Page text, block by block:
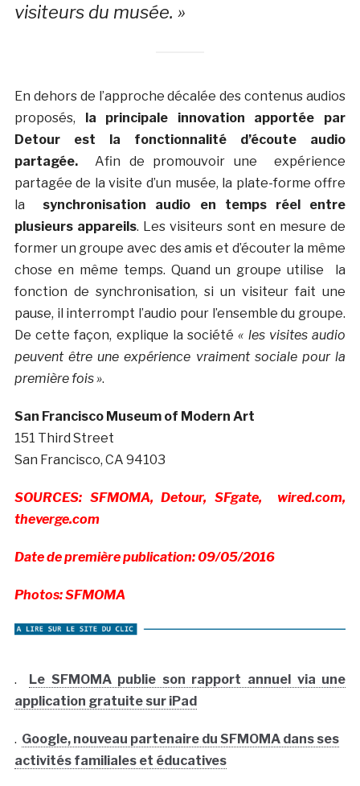
visiteurs du musée. »
En dehors de l’approche décalée des contenus audios
proposés, la principale innovation apportée par
Detour est la fonctionnalité d’écoute audio
partagée.Afin de promouvoir une expérience
partagée de la visite d’un musée, la plate-forme offre
la synchronisation audio en temps réel entre
plusieurs appareils. Les visiteurs sont en mesure de
former un groupe avec des amis et d’écouter la même
chose en même temps. Quand un groupe utilise la
fonction de synchronisation, si un visiteur fait une
pause, il interrompt l’audio pour l’ensemble du groupe.
De cette façon, explique la société« les visites audio
peuvent être une expérience vraiment sociale pour la
première fois ».
San Francisco Museum of Modern Art
151 Third Street
San Francisco, CA 94103
SOURCES: SFMOMA, Detour, SFgate, wired.com,
theverge.com
Date de première publication: 09/05/2016
Photos: SFMOMA
. Le SFMOMA publie son rapport annuel via une
application gratuite sur iPad
. Google, nouveau partenaire du SFMOMA dans ses
activités familiales et éducatives